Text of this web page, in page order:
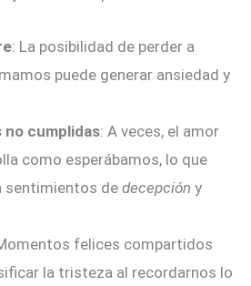
: La posibilidad de perder a
puede generar ansiedad y
cumplidas: A veces, el amor
como esperábamos, lo que
sentimientos de decepción y
felices compartidos
la tristeza al recordarnos lo